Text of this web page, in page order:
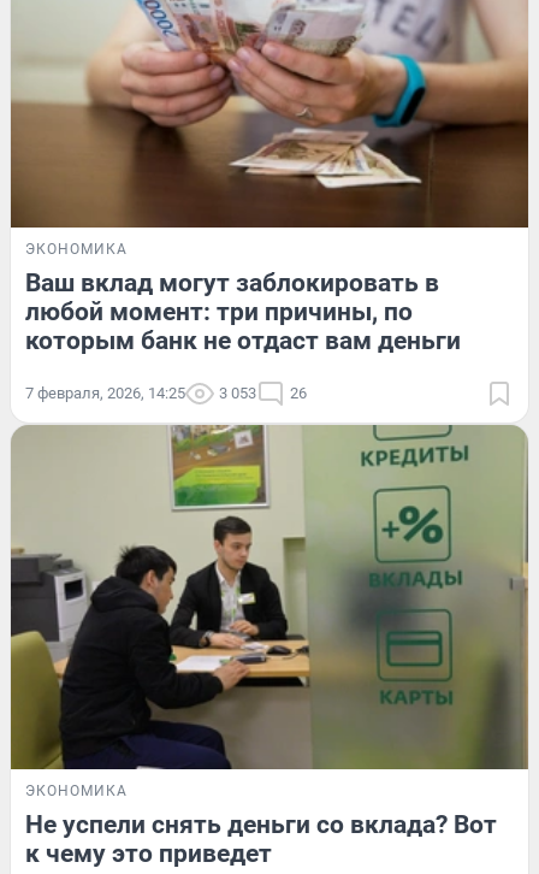
ЭКОНОМИКА
Ваш вклад могут заблокировать в
любой момент: три причины, по
которым банк не отдаст вам деньги
7 февраля, 2026, 14:25 3 053 26
ЭКОНОМИКА
Не успели снять деньги со вклада? Вот
к чему это приведет